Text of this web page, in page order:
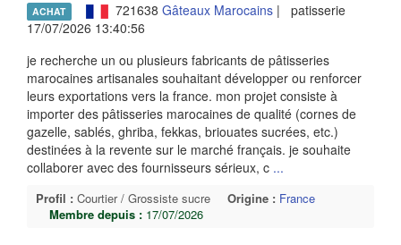
ACHAT 721638 Gâteaux Marocains| patisserie
17/07/2026 13:40:56
je recherche un ou plusieurs fabricants de pâtisseries
marocaines artisanales souhaitant développer ou renforcer
leurs exportations vers la france. mon projet consiste à
importer des pâtisseries marocaines de qualité (cornes de
gazelle, sablés, ghriba, fekkas, briouates sucrées, etc.)
destinées à la revente sur le marché français. je souhaite
collaborer avec des fournisseurs sérieux, c ...
Profil : Courtier / Grossiste sucre Origine : France
Membre depuis : 17/07/2026